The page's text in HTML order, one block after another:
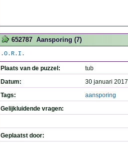
652787 Aansporing (7)
.O.R.I.
Plaats van de puzzel:
tub
Datum:
30 januari
Tags:
aansporing
Gelijkluidende vragen:
Geplaatst door: